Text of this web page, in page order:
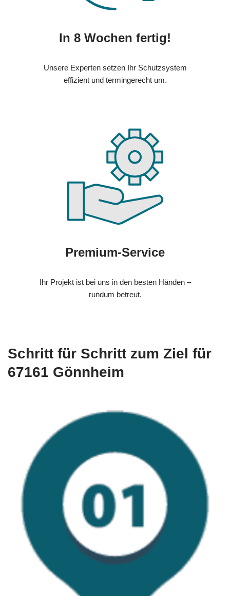
In 8 Wochen fertig!
Unsere Experten setzen Ihr Schutzsystem
effizient und termingerecht um.
Premium-Service
Ihr Projekt ist bei uns in den besten Händen –
rundum betreut.
Schritt für Schritt zum Ziel für
67161 Gönnheim